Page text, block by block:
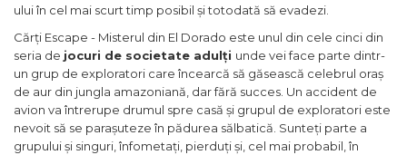
ului în cel mai scurt timp posibil și totodată să evadezi.
Cărți Escape - Misterul din El Dorado este unul din cele cinci din
seria de jocuri de societate adulți unde vei face parte dintr-
un grup de exploratori care încearcă să găsească celebrul oraș
de aur din jungla amazoniană, dar fără succes. Un accident de
avion va întrerupe drumul spre casă și grupul de exploratori este
nevoit să se parașuteze în pădurea sălbatică. Sunteți parte a
grupului și singuri, înfometați, pierduți și, cel mai probabil, în